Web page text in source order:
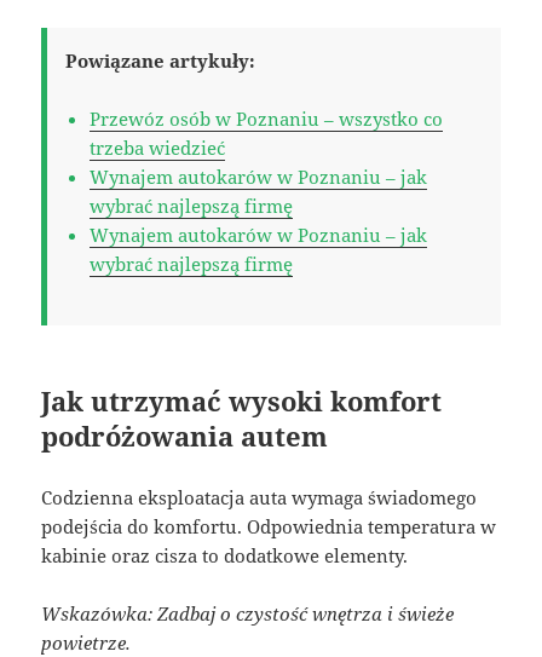
Powiązane artykuły:
Przewóz osób w Poznaniu – wszystko co
trzeba wiedzieć
Wynajem autokarów w Poznaniu – jak
wybrać najlepszą firmę
Wynajem autokarów w Poznaniu – jak
wybrać najlepszą firmę
Jak utrzymać wysoki komfort
podróżowania autem
Codzienna eksploatacja auta wymaga świadomego
podejścia do komfortu. Odpowiednia temperatura w
kabinie oraz cisza to dodatkowe elementy.
Wskazówka: Zadbaj o czystość wnętrza i świeże
powietrze.